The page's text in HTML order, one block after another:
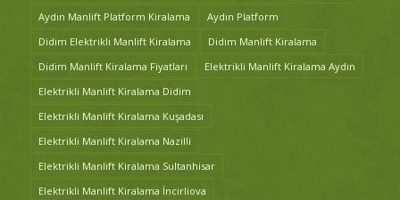
Aydın Manlift Platform Kiralama
Aydın Platform
Didim Elektrikli Manlift Kiralama
Didim Manlift Kiralama
Didim Manlift Kiralama Fiyatları
Elektrikli Manlift Kiralama Aydın
Elektrikli Manlift Kiralama Didim
Elektrikli Manlift Kiralama Kuşadası
Elektrikli Manlift Kiralama Nazilli
Elektrikli Manlift Kiralama Sultanhisar
Elektrikli Manlift Kiralama İncirliova